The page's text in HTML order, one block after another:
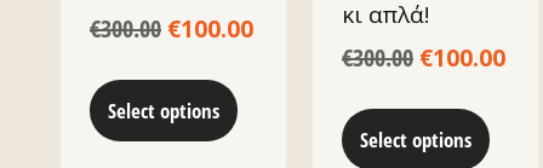
€300.00 €100.00
Select options
κι απλά!
€300.00 €100.00
Select options